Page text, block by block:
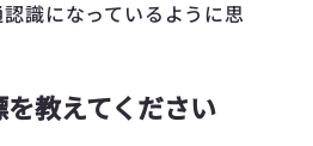
識になっているように思
教えてください